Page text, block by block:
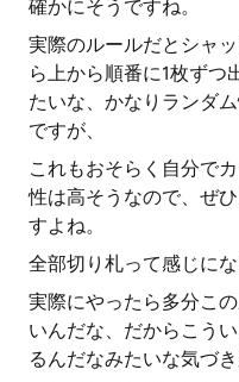
確かにそうですね。
実際のルールだとシャ
ら上から順番に1枚ずつ
たいな、かなりランダ
ですが、
これもおそらく自分で
性は高そうなので、ぜ
すよね。
全部切り札って感じにな
実際にやったら多分こ
いんだな、だからこう
るんだなみたいな気づ